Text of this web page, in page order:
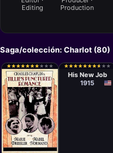
Editing
Production
Saga/colección: Charlot (80)
★
★★
★★
★★
★★
★★
★★
★★
★ ★
★ ★
★
Película
Mack Sennett
★
★★
★★
★★
★★
★★
★★
★★
★ ★
★ ★
★
Charlie
Chaplin
His New Job
1915